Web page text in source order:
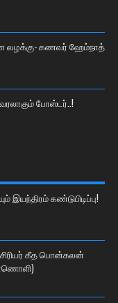
வழக்கு- கணவர் ஹேம்நாத்
போஸ்டர்..!
கண்டுபிடிப்பு!
கீத பொன்கலன்